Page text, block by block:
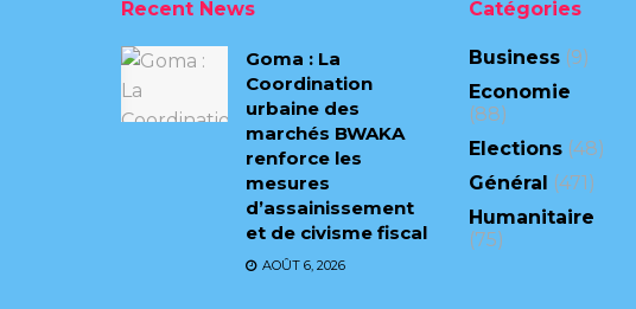
Recent News
Goma : La
Coordination
urbaine des
marchés BWAKA
renforce les
mesures
d’assainissement
et de civisme fiscal
AOÛT 6, 2026
Catégories
Business(9)
Economie
(88)
Elections(48)
Général (471)
Humanitaire
(75)